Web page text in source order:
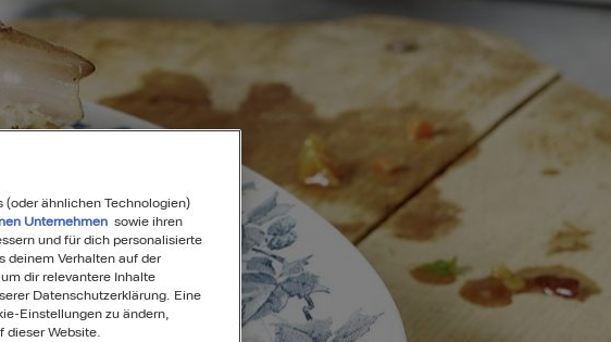
(oder ähnlichen Technologien)
Unternehmen sowie ihren
und für dich personalisierte
deinem Verhalten auf der
dir relevantere Inhalte
Datenschutzerklärung. Eine
Einstellungen zu ändern,
dieser Website.